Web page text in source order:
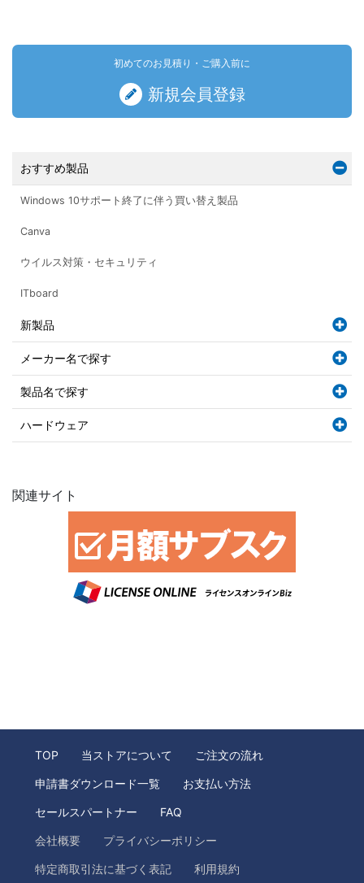
初めてのお見積り・ご購入前に
新規会員登録
おすすめ製品
Windows 10サポート終了に伴う買い替え製品
Canva
ウイルス対策・セキュリティ
ITboard
新製品
メーカー名で探す
製品名で探す
ハードウェア
関連サイト
TOP 当ストアについて ご注文の流れ
申請書ダウンロード一覧 お支払い方法
セールスパートナー FAQ
会社概要 プライバシーポリシー
特定商取引法に基づく表記 利用規約